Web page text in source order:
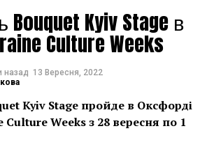
тепер проект їде до Львова, –
І в кожному місті він
як за рахунок нових
так і за рахунок нових
співкуратор проекту Олександр
Kyiv Stage в
Culture Weeks
назад 13 Вересня, 2022
Kyiv Stage пройде в Оксфорді
Culture Weeks з 28 вересня по 1